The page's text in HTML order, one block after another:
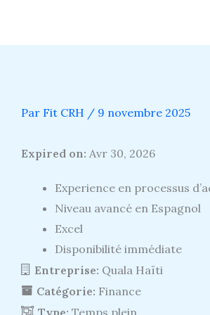
Par Fit CRH / 9 novembre 2025
Expired on: Avr 30, 2026
Experience en processus
Niveau avancé en Espagnol
Excel
Disponibilité immédiate
Entreprise: Quala Haïti
Catégorie: Finance